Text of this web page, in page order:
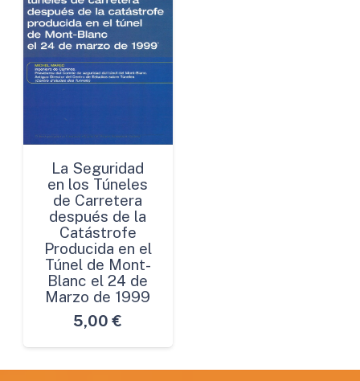
La Seguridad
en los Túneles
de Carretera
después de la
Catástrofe
Producida en el
Túnel de Mont-
Blanc el 24 de
Marzo de 1999
5,00 €